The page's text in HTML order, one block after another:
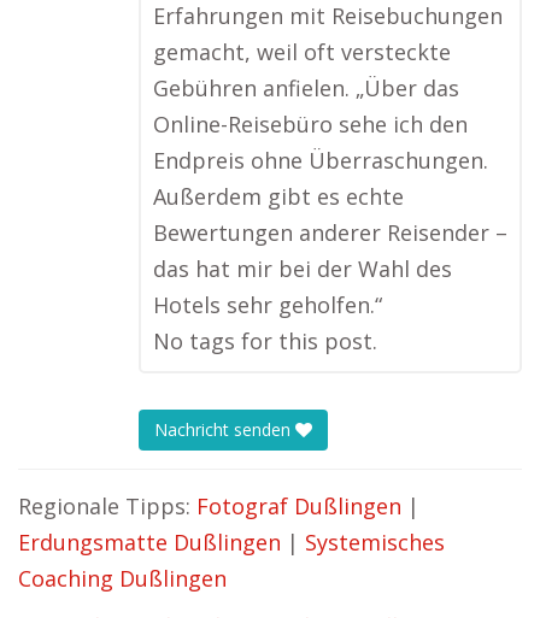
Erfahrungen mit Reisebuchungen
gemacht, weil oft versteckte
Gebühren anfielen. „Über das
Online-Reisebüro sehe ich den
Endpreis ohne Überraschungen.
Außerdem gibt es echte
Bewertungen anderer Reisender –
das hat mir bei der Wahl des
Hotels sehr geholfen.“
No tags for this post.
Nachricht senden
Regionale Tipps: Fotograf Dußlingen |
Erdungsmatte Dußlingen | Systemisches
Coaching Dußlingen